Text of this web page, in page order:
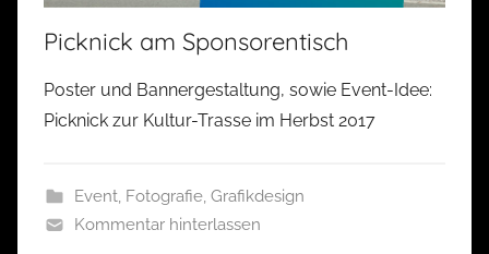
Picknick am Sponsorentisch
Poster und Bannergestaltung, sowie Event-Idee:
Picknick zur Kultur-Trasse im Herbst 2017
Event, Fotografie, Grafikdesign
Kommentar hinterlassen